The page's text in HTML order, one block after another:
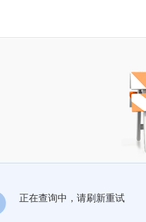
正在查询中，请刷新重试